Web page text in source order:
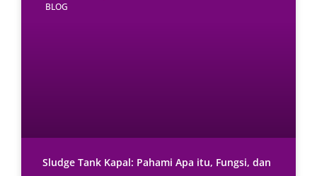
BLOG
Sludge Tank Kapal: Pahami Apa itu, Fungsi, dan